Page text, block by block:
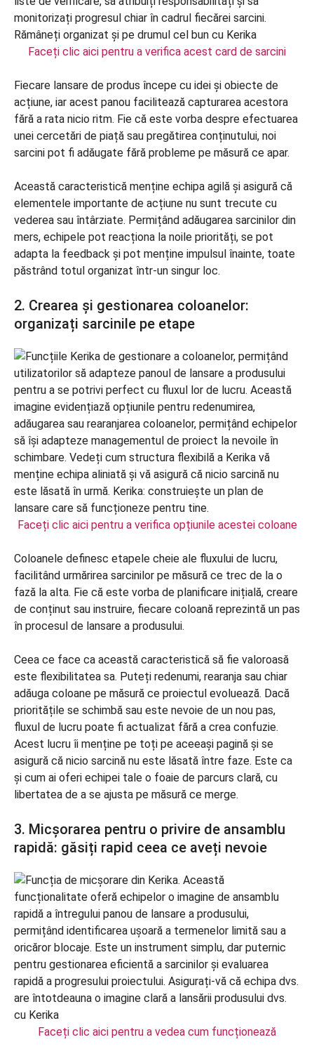
Faceți clic aici pentru a verifica acest card de sarcini
Fiecare lansare de produs începe cu idei și obiecte de
acțiune, iar acest panou facilitează capturarea acestora
fără a rata nicio ritm. Fie că este vorba despre efectuarea
unei cercetări de piață sau pregătirea conținutului, noi
sarcini pot fi adăugate fără probleme pe măsură ce apar.
Această caracteristică menține echipa agilă și asigură că
elementele importante de acțiune nu sunt trecute cu
vederea sau întârziate. Permițând adăugarea sarcinilor din
mers, echipele pot reacționa la noile priorități, se pot
adapta la feedback și pot menține impulsul înainte, toate
păstrând totul organizat într-un singur loc.
2. Crearea și gestionarea coloanelor:
organizați sarcinile pe etape
Faceți clic aici pentru a verifica opțiunile acestei coloane
Coloanele definesc etapele cheie ale fluxului de lucru,
facilitând urmărirea sarcinilor pe măsură ce trec de la o
fază la alta. Fie că este vorba de planificare inițială, creare
de conținut sau instruire, fiecare coloană reprezintă un pas
în procesul de lansare a produsului.
Ceea ce face ca această caracteristică să fie valoroasă
este flexibilitatea sa. Puteți redenumi, rearanja sau chiar
adăuga coloane pe măsură ce proiectul evoluează. Dacă
prioritățile se schimbă sau este nevoie de un nou pas,
fluxul de lucru poate fi actualizat fără a crea confuzie.
Acest lucru îi menține pe toți pe aceeași pagină și se
asigură că nicio sarcină nu este lăsată între faze. Este ca
și cum ai oferi echipei tale o foaie de parcurs clară, cu
libertatea de a se ajusta pe măsură ce merge.
3. Micșorarea pentru o privire de ansamblu
rapidă: găsiți rapid ceea ce aveți nevoie
Faceți clic aici pentru a vedea cum funcționează